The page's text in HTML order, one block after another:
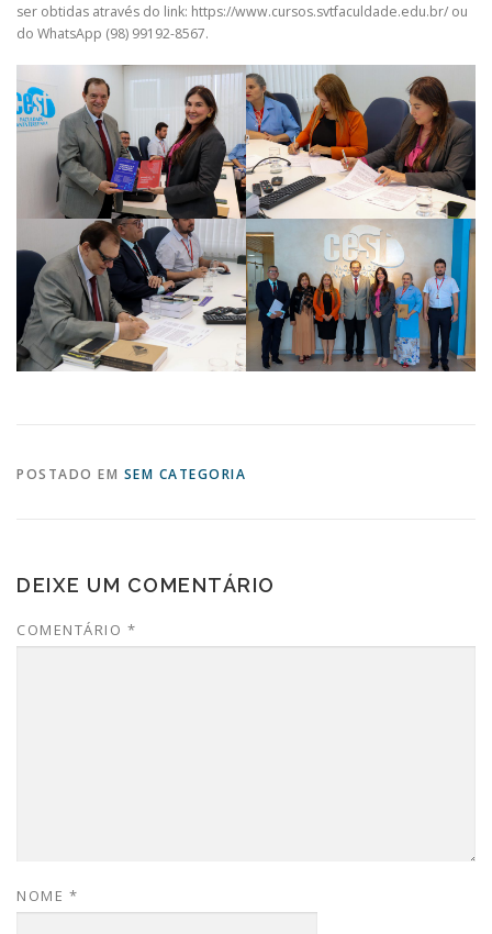
ser obtidas através do link: https://www.cursos.svtfaculdade.edu.br/ ou
do WhatsApp (98) 99192-8567.
POSTADO EM SEM CATEGORIA
DEIXE UM COMENTÁRIO
COMENTÁRIO *
NOME *